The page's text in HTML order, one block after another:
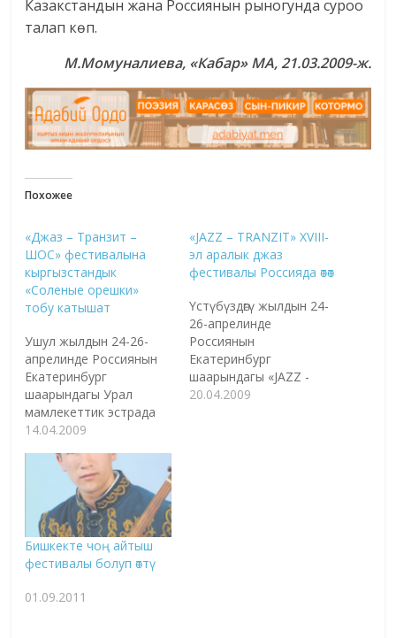
Казакстандын жана Россиянын рыногунда суроо
талап көп.
М.Момуналиева, «Кабар» МА, 21.03.2009-ж.
Похожее
«Джаз – Транзит –
ШОС» фестивалына
кыргызстандык
«Соленые орешки»
тобу катышат
Ушул жылдын 24-26-
апрелинде Россиянын
Екатеринбург
шаарындагы Урал
мамлекеттик эстрада
театрында «JAZZ -
джаз фестивалы өтөт. Иш
чара Свердлов
областынын Өкмөтү
жана Маданият
министрлигинин
колдоосу менен өтүүдө.
Мындай маалымат
Шанхай кызматташтык
уюмунун расмий
14.04.2009
«JAZZ – TRANZIT» XVIII-
эл аралык джаз
фестивалы Россияда өтөт
Үстүбүздөгү жылдын 24-
26-апрелинде
Россиянын
Екатеринбург
шаарындагы «JAZZ -
TRANZIT» XVII-эл
20.04.2009
Бишкекте чоң айтыш
фестивалы болуп өттү
01.09.2011